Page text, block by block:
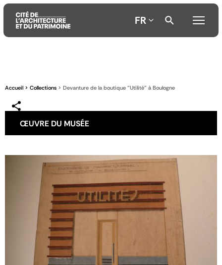
contenu
menu
la
FR
Accueil Collections Devanture de la boutique "Utilité" à Boulogne
ŒUVRE DU MUSÉE